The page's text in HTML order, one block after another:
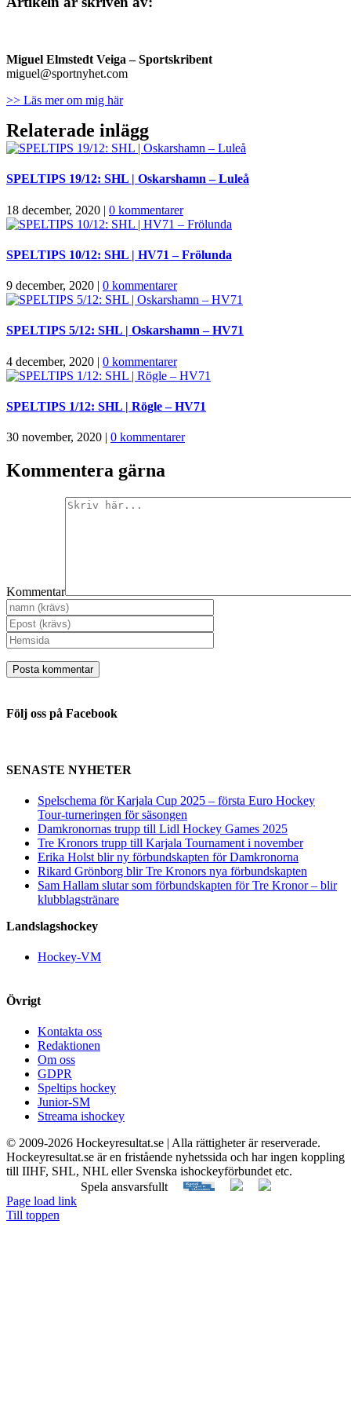
Miguel Elmstedt Veiga– Sportskribent
miguel@sportnyhet.com
>> Läs mer om mig här
Relaterade inlägg
SPELTIPS 19/12: SHL | Oskarshamn – Luleå
18 december, 2020 | 0 kommentarer
SPELTIPS 10/12: SHL | HV71 – Frölunda
9 december, 2020 | 0 kommentarer
SPELTIPS 5/12: SHL | Oskarshamn – HV71
4 december, 2020 | 0 kommentarer
SPELTIPS 1/12: SHL | Rögle – HV71
30 november, 2020 | 0 kommentarer
Kommentera gärna
Kommentar
Följ oss på Facebook
SENASTE NYHETER
Spelschema för Karjala Cup 2025 – första Euro Hockey
Tour-turneringen för säsongen
Damkronornas trupp till Lidl Hockey Games 2025
Tre Kronors trupp till Karjala Tournament i november
Erika Holst blir ny förbundskapten för Damkronorna
Rikard Grönborg blir Tre Kronors nya förbundskapten
Sam Hallam slutar som förbundskapten för Tre Kronor – blir
klubblagstränare
Landslagshockey
Hockey-VM
Övrigt
Kontakta oss
Redaktionen
Om oss
GDPR
Speltips hockey
Junior-SM
Streama ishockey
© 2009-2026 Hockeyresultat.se | Alla rättigheter är reserverade.
Hockeyresultat.se är en fristående nyhetssida och har ingen koppling
till IIHF, SHL, NHL eller Svenska ishockeyförbundet etc.
Spela ansvarsfullt
Page load link
Till toppen